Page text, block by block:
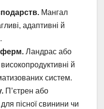
Мангал
адаптивні й
ферм. Ландрас або
й
систем.
П’єтрен або
пісної свинини чи